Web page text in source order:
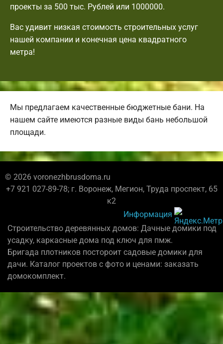
проекты за 500 тыс. Рублей или 1000000.
Вас удивит низкая стоимость строительных услуг
нашей компании и конечная цена квадратного
метра!
Мы предлагаем качественные бюджетные бани. На
нашем сайте имеются разные виды бань небольшой
площади.
© 2026 voronezhbrusdoma.ru
+7 921 027-89-78; г. Воронеж, Мегион, Труда проспект, 65
к2
Информация
Строительство деревянных домов: Дачные домики под
усадку, каркасные дома под ключ для пмж.
Бригада плотников постороит садовые домики для
дачи. Каталог проектов с фото и ценами: заказать
домокомплект.